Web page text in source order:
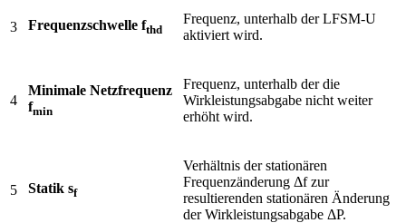
3 Frequenzschwelle fthd
Frequenz, unterhalb der LFSM-U
aktiviert wird.
4
Minimale Netzfrequenz
fmin
Frequenz, unterhalb der die
Wirkleistungsabgabe nicht weiter
erhöht wird.
5 Statik sf
Verhältnis der stationären
Frequenzänderung Δf zur
resultierenden stationären Änderung
der Wirkleistungsabgabe ΔP.